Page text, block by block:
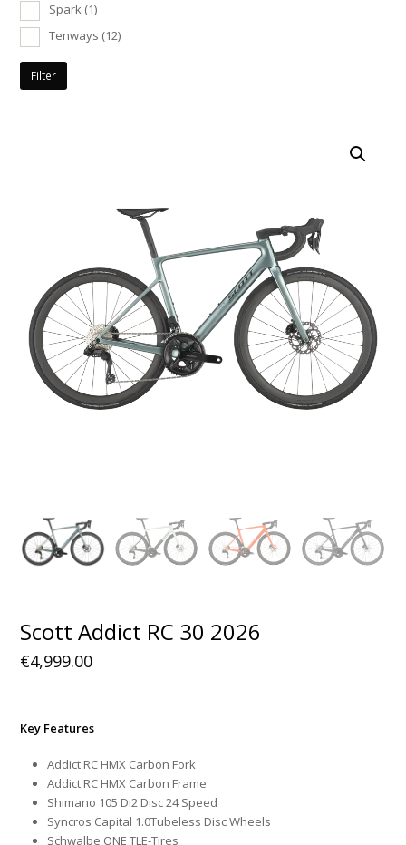
Spark (1)
Tenways (12)
Filter
Scott Addict RC 30 2026
€4,999.00
Key Features
Addict RC HMX Carbon Fork
Addict RC HMX Carbon Frame
Shimano 105 Di2 Disc 24 Speed
Syncros Capital 1.0Tubeless Disc Wheels
Schwalbe ONE TLE-Tires